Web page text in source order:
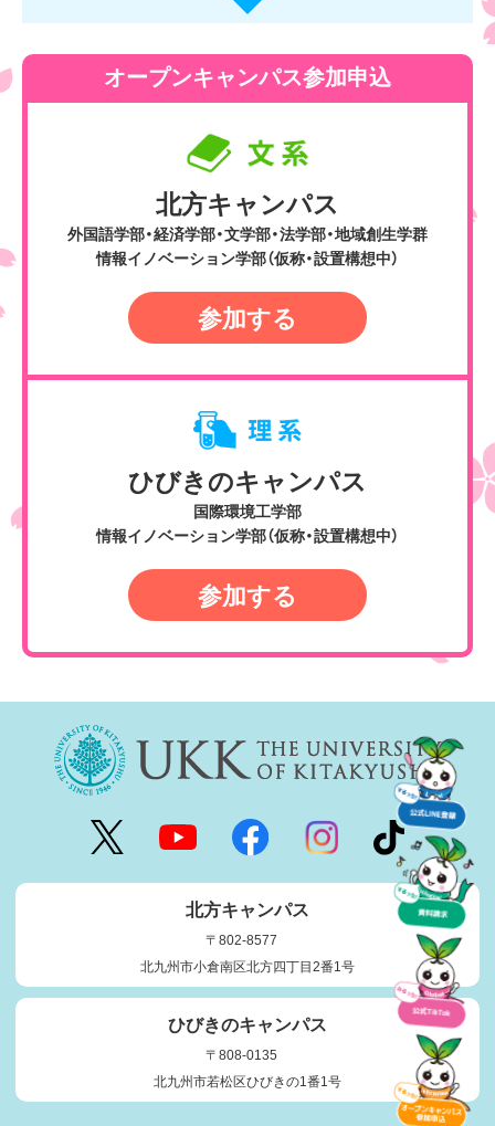
オープンキャンパス参加申込
北方キャンパス
外国語学部・経済学部・文学部・法学部・地域創生学群
情報イノベーション学部（仮称・設置構想中）
参加する
ひびきのキャンパス
国際環境工学部
情報イノベーション学部（仮称・設置構想中）
参加する
北方キャンパス
〒802-8577
北九州市小倉南区北方四丁目2番1号
ひびきのキャンパス
〒808-0135
北九州市若松区ひびきの1番1号